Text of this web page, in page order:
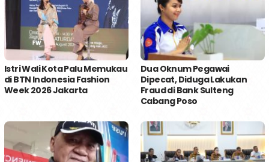
Istri Wali Kota Palu Memukau
di BTN Indonesia Fashion
Week 2026 Jakarta
Dua Oknum Pegawai
Dipecat, Diduga Lakukan
Fraud di Bank Sulteng
Cabang Poso